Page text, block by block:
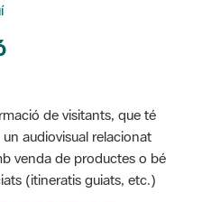
de visitants, que té
audiovisual relacionat
venda de productes o bé
(itineratis guiats, etc.)